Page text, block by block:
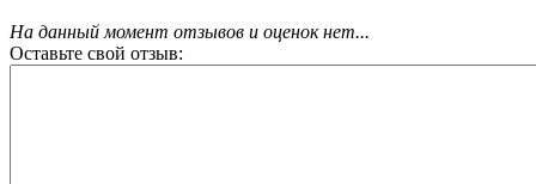
На данный момент отзывов и оценок нет...
Оставьте свой отзыв: